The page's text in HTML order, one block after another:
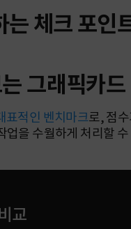
는 체크 포인
그래픽카
표적인 벤치마크로, 점
을 수월하게 처리할
교